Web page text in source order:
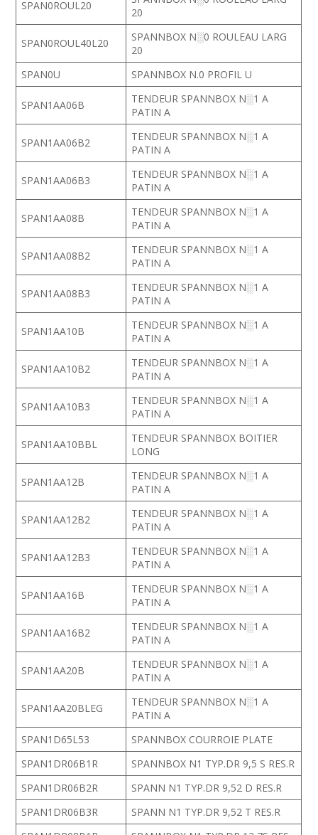
SPAN0ROUL20
20
SPAN0ROUL40L20
SPANNBOX N░0 ROULEAU LARG
20
SPAN0U
SPANNBOX N.0 PROFIL U
SPAN1AA06B
TENDEUR SPANNBOX N░1 A
PATIN A
SPAN1AA06B2
TENDEUR SPANNBOX N░1 A
PATIN A
SPAN1AA06B3
TENDEUR SPANNBOX N░1 A
PATIN A
SPAN1AA08B
TENDEUR SPANNBOX N░1 A
PATIN A
SPAN1AA08B2
TENDEUR SPANNBOX N░1 A
PATIN A
SPAN1AA08B3
TENDEUR SPANNBOX N░1 A
PATIN A
SPAN1AA10B
TENDEUR SPANNBOX N░1 A
PATIN A
SPAN1AA10B2
TENDEUR SPANNBOX N░1 A
PATIN A
SPAN1AA10B3
TENDEUR SPANNBOX N░1 A
PATIN A
SPAN1AA10BBL
TENDEUR SPANNBOX BOITIER
LONG
SPAN1AA12B
TENDEUR SPANNBOX N░1 A
PATIN A
SPAN1AA12B2
TENDEUR SPANNBOX N░1 A
PATIN A
SPAN1AA12B3
TENDEUR SPANNBOX N░1 A
PATIN A
SPAN1AA16B
TENDEUR SPANNBOX N░1 A
PATIN A
SPAN1AA16B2
TENDEUR SPANNBOX N░1 A
PATIN A
SPAN1AA20B
TENDEUR SPANNBOX N░1 A
PATIN A
SPAN1AA20BLEG
TENDEUR SPANNBOX N░1 A
PATIN A
SPAN1D65L53
SPANNBOX COURROIE PLATE
SPAN1DR06B1R
SPANNBOX N1 TYP.DR 9,5 S RES.R
SPAN1DR06B2R
SPANN N1 TYP.DR 9,52 D RES.R
SPAN1DR06B3R
SPANN N1 TYP.DR 9,52 T RES.R